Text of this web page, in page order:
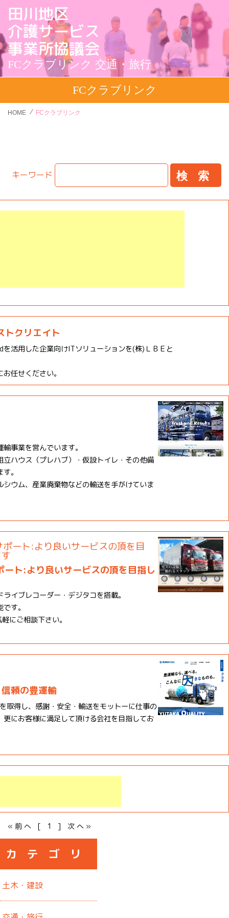
田川地区
介護サービス
事業所協議会
FCクラブリンク 交通・旅行
FCクラブリンク
HOME FCクラブリンク
キーワード
トクリエイト
活用した企業向けITソリューションを(株)ＬＢＥと
任せください。
事業を営んでいます。
ハウス（プレハブ）・仮設トイレ・その他備
。
ウム、産業廃棄物などの輸送を手がけていま
ト:より良いサービスの頂を目指し
イブレコーダー・デジタコを搭載。
す。
にご相談下さい。
頼の豊運輸
得し、感謝・安全・輸送をモットーに仕事の
にお客様に満足して頂ける会社を目指してお
«前へ [ 1 ] 次へ»
カテゴリ
土木・建設